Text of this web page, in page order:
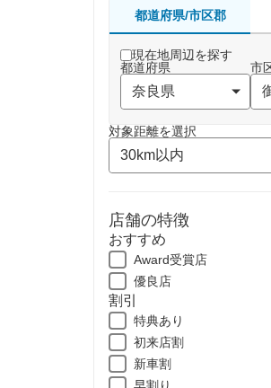
都道府県/市区郡
現在地周辺を探す
都道府県
市
対象距離を選択
店舗の特徴
おすすめ
Award受賞店
優良店
割引
特典あり
初来店割
新車割